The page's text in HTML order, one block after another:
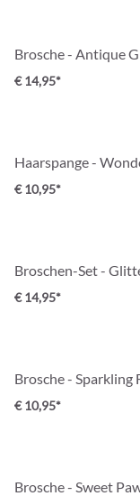
Brosche - Antique
€ 14,95*
Haarspange -
€ 10,95*
Broschen-Set -
€ 14,95*
Brosche - Sparkling
€ 10,95*
Brosche - Sweet